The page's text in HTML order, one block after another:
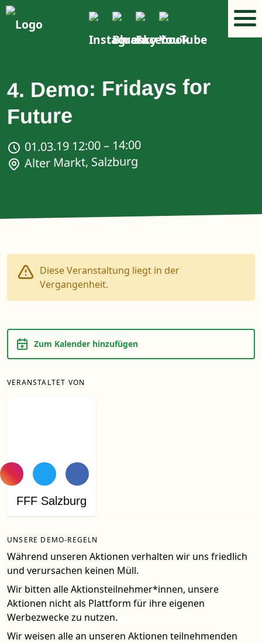
4. Demo: Fridays for
Future
01.03.19 12:00 – 14:00
Alter Markt, Salzburg
Diese Veranstaltung liegt in der
Vergangenheit.
Zum Kalender hinzufügen
VERANSTALTET VON
FFF Salzburg
UNSERE DEMO-REGELN
Während unseren Aktionen verhalten wir uns friedlich
und verursachen keinen Müll.
Wir bitten alle Aktionsteilnehmer*innen, unsere
Aktionen nicht als Plattform für ihre eigenen
Werbezwecke zu nutzen.
Wir weisen alle an unseren Aktionen teilnehmenden